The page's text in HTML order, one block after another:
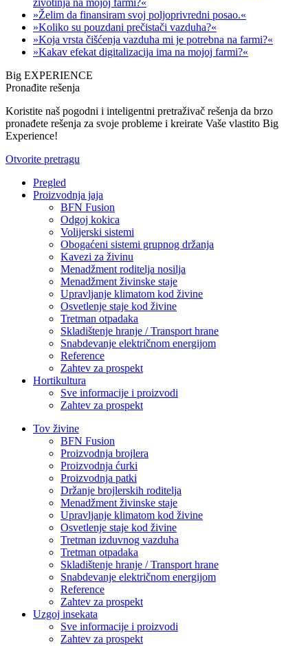
životinja na mojoj farmi?«
»Želim da finansiram svoj poljoprivredni posao.«
»Koliko su pouzdani prečistači vazduha?«
»Koja vrsta čišćenja vazduha mi je potrebna na farmi?«
»Kakav efekat digitalizacija ima na mojoj farmi?«
Big EXPERIENCE
Pronađite rešenja
Koristite naš pogodni i inteligentni pretraživač rešenja da brzo
pronađete rešenja za svoje probleme i kreirate Vaše vlastito Big
Experience!
Otvorite pretragu
Pregled
Proizvodnja jaja
BFN Fusion
Odgoj kokica
Volijerski sistemi
Obogaćeni sistemi grupnog držanja
Kavezi za živinu
Menadžment roditelja nosilja
Menadžment živinske staje
Upravljanje klimatom kod živine
Osvetlenje staje kod živine
Tretman otpadaka
Skladištenje hranje / Transport hrane
Snabdevanje električnom energijom
Reference
Zahtev za prospekt
Hortikultura
Sve informacije i proizvodi
Zahtev za prospekt
Tov živine
BFN Fusion
Proizvodnja brojlera
Proizvodnja ćurki
Proizvodnja patki
Držanje brojlerskih roditelja
Menadžment živinske staje
Upravljanje klimatom kod živine
Osvetlenje staje kod živine
Tretman izduvnog vazduha
Tretman otpadaka
Skladištenje hranje / Transport hrane
Snabdevanje električnom energijom
Reference
Zahtev za prospekt
Uzgoj insekata
Sve informacije i proizvodi
Zahtev za prospekt